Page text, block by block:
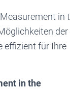
in
der
effizient für Ihre
in the